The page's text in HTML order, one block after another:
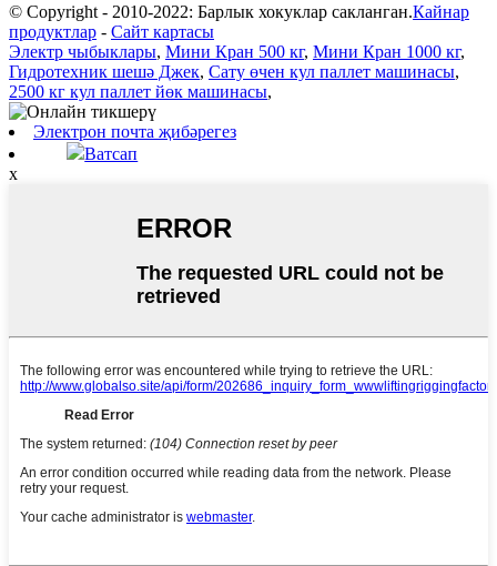
© Copyright - 2010-2022: Барлык хокуклар сакланган.Кайнар
продуктлар - Сайт картасы
Электр чыбыклары, Мини Кран 500 кг, Мини Кран 1000 кг,
Гидротехник шешә Джек, Сату өчен кул паллет машинасы,
2500 кг кул паллет йөк машинасы,
Электрон почта җибәрегез
Ватсап
x